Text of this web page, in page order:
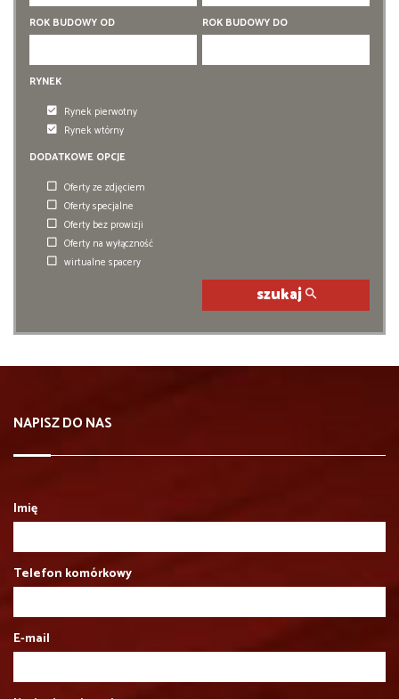
5 pokoi
6 pokoi
5 pokoi
6 pokoi
ROK BUDOWY OD ROK BUDOWY DO
RYNEK
Rynek pierwotny
Rynek wtórny
DODATKOWE OPCJE
Oferty ze zdjęciem
Oferty specjalne
Oferty bez prowizji
Oferty na wyłączność
wirtualne spacery
szukaj
NAPISZ DO NAS
Imię
Telefon komórkowy
E-mail